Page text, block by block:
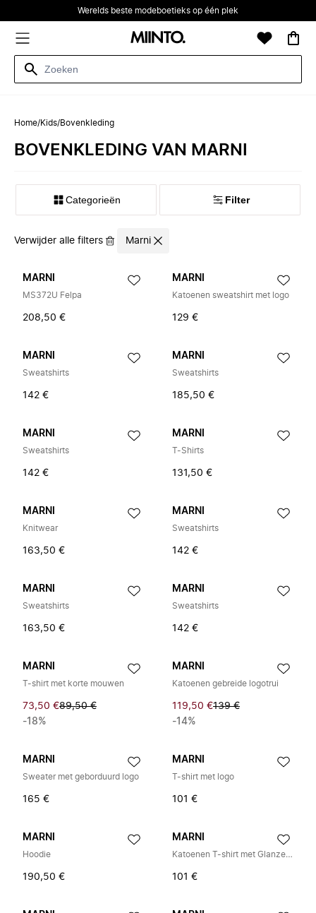
Werelds beste modeboetieks op één plek
Home/Kids/Bovenkleding
BOVENKLEDING VAN MARNI
Categorieën Filter
Verwijder alle filters Marni
MARNI
MS372U Felpa
208,50 €
MARNI
Katoenen sweatshirt met logo
129 €
MARNI
Sweatshirts
142 €
MARNI
Sweatshirts
185,50 €
MARNI
Sweatshirts
142 €
MARNI
T-Shirts
131,50 €
MARNI
Knitwear
163,50 €
MARNI
Sweatshirts
142 €
MARNI
Sweatshirts
163,50 €
MARNI
Sweatshirts
142 €
MARNI
T-shirt met korte mouwen
73,50 €89,50 €
-18%
MARNI
Katoenen gebreide logotrui
119,50 €139 €
-14%
MARNI
Sweater met geborduurd logo
165 €
MARNI
T-shirt met logo
101 €
MARNI
Hoodie
190,50 €
MARNI
Katoenen T-shirt met Glanzend Logo
101 €